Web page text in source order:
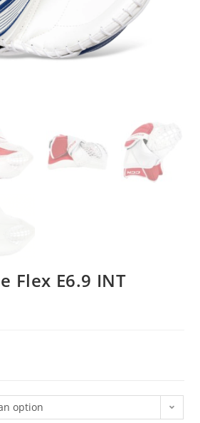
Flex E6.9 INT
option